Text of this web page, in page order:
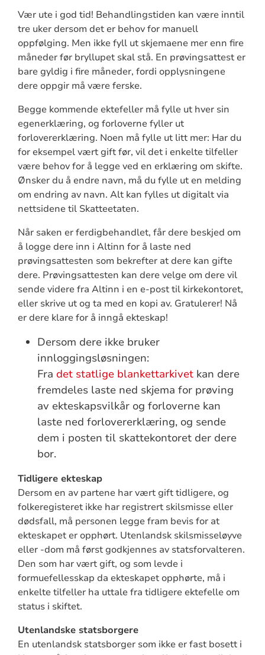
Vær ute i god tid! Behandlingstiden kan være inntil
tre uker dersom det er behov for manuell
oppfølging. Men ikke fyll ut skjemaene mer enn fire
måneder før bryllupet skal stå. En prøvingsattest er
bare gyldig i fire måneder, fordi opplysningene
dere oppgir må være ferske.
Begge kommende ektefeller må fylle ut hver sin
egenerklæring, og forloverne fyller ut
forlovererklæring. Noen må fylle ut litt mer: Har du
for eksempel vært gift før, vil det i enkelte tilfeller
være behov for å legge ved en erklæring om skifte.
Ønsker du å endre navn, må du fylle ut en melding
om endring av navn. Alt kan fylles ut digitalt via
nettsidene til Skatteetaten.
Når saken er ferdigbehandlet, får dere beskjed om
å logge dere inn i Altinn for å laste ned
prøvingsattesten som bekrefter at dere kan gifte
dere. Prøvingsattesten kan dere velge om dere vil
sende videre fra Altinn i en e-post til kirkekontoret,
eller skrive ut og ta med en kopi av. Gratulerer! Nå
er dere klare for å inngå ekteskap!
Dersom dere ikke bruker
innloggingsløsningen:
Fra det statlige blankettarkivet kan dere
fremdeles laste ned skjema for prøving
av ekteskapsvilkår og forloverne kan
laste ned forlovererklæring, og sende
dem i posten til skattekontoret der dere
bor.
Tidligere ekteskap
Dersom en av partene har vært gift tidligere, og
folkeregisteret ikke har registrert skilsmisse eller
dødsfall, må personen legge fram bevis for at
ekteskapet er opphørt. Utenlandsk skilsmisseløyve
eller -dom må først godkjennes av statsforvalteren.
Den som har vært gift, og som levde i
formuefellesskap da ekteskapet opphørte, må i
enkelte tilfeller ha uttale fra tidligere ektefelle om
status i skiftet.
Utenlandske statsborgere
En utenlandsk statsborger som ikke er fast bosett i